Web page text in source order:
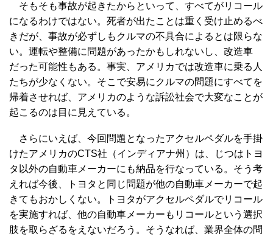
そもそも事故が起きたからといって、すべてがリコール
になるわけではない。死者が出たことは重く受け止めるべ
きだが、事故が必ずしもクルマの不具合によるとは限らな
い。運転や整備に問題があったかもしれないし、改造車
だった可能性もある。事実、アメリカでは改造車に乗る人
たちが少なくない。そこで安易にクルマの問題にすべてを
帰着させれば、アメリカのような訴訟社会で大変なことが
起こるのは目に見えている。
さらにいえば、今回問題となったアクセルペダルを手掛
けたアメリカのCTS社（インディアナ州）は、じつはトヨ
タ以外の自動車メーカーにも納品を行なっている。そう考
えれば今後、トヨタと同じ問題が他の自動車メーカーで起
きてもおかしくない。トヨタがアクセルペダルでリコール
を実施すれば、他の自動車メーカーもリコールという選択
肢を取らざるをえないだろう。そうなれば、業界全体の問